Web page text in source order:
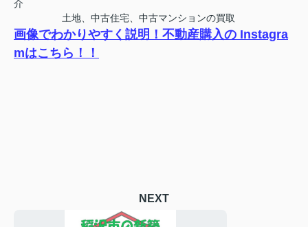
介
土地、中古住宅、中古マンションの買取
画像でわかりやすく説明！不動産購入の Instagra
mはこちら！！
NEXT